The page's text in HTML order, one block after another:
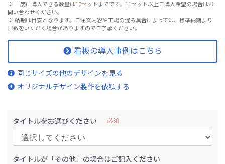
※ 一度に購入できる数量は10セットまでです。11セット以上ご購入希望の場合はお
問い合わせください。
※ 納期は目安となります。ご注文内容や工場の混み具合によっては、標準納期より
日数をいただく場合がありますのでご了承ください。
看板の導入事例はこちら
同じサイズの他のデザインを見る
オリジナルデザイン製作を依頼する
タイトルをお選びください 必須
タイトルが「その他」の場合はご記入ください